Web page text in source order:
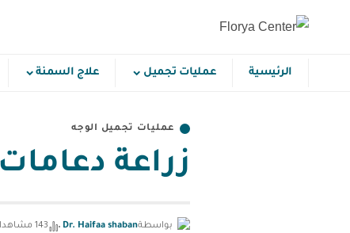
الرئيسية عمليات تجميل علاج السمنة
عمليات تجميل الوجه
زراعة
بواسطةDr. Haifaa shaban
143 مشاهدات